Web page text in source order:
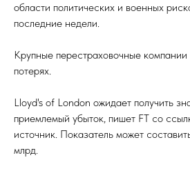
области политических и военных
последние недели.
Крупные перестраховочные
потерях.
Lloyd's of London ожидает получить
приемлемый убыток, пишет FT со
источник. Показатель может
млрд.